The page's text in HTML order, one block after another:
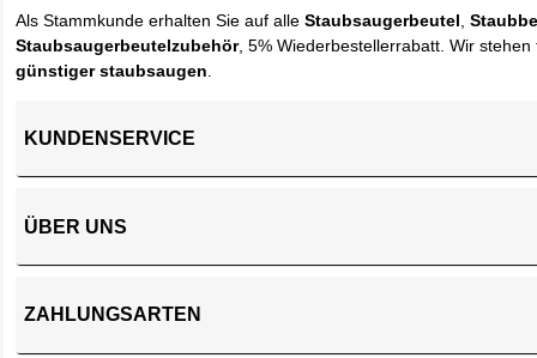
Als Stammkunde erhalten Sie auf alleStaubsaugerbeutel ,
Staubsaugerbeutelzubehör, 5% Wiederbestellerrabatt. Wir
günstiger staubsaugen
KUNDENSERVICE
ÜBER UNS
ZAHLUNGSARTEN